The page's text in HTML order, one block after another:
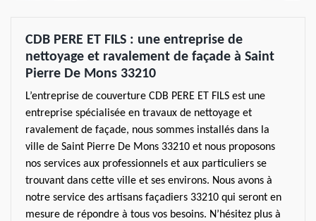
CDB PERE ET FILS : une entreprise de
nettoyage et ravalement de façade à Saint
Pierre De Mons 33210
L’entreprise de couverture CDB PERE ET FILS est une
entreprise spécialisée en travaux de nettoyage et
ravalement de façade, nous sommes installés dans la
ville de Saint Pierre De Mons 33210 et nous proposons
nos services aux professionnels et aux particuliers se
trouvant dans cette ville et ses environs. Nous avons à
notre service des artisans façadiers 33210 qui seront en
mesure de répondre à tous vos besoins. N’hésitez plus à